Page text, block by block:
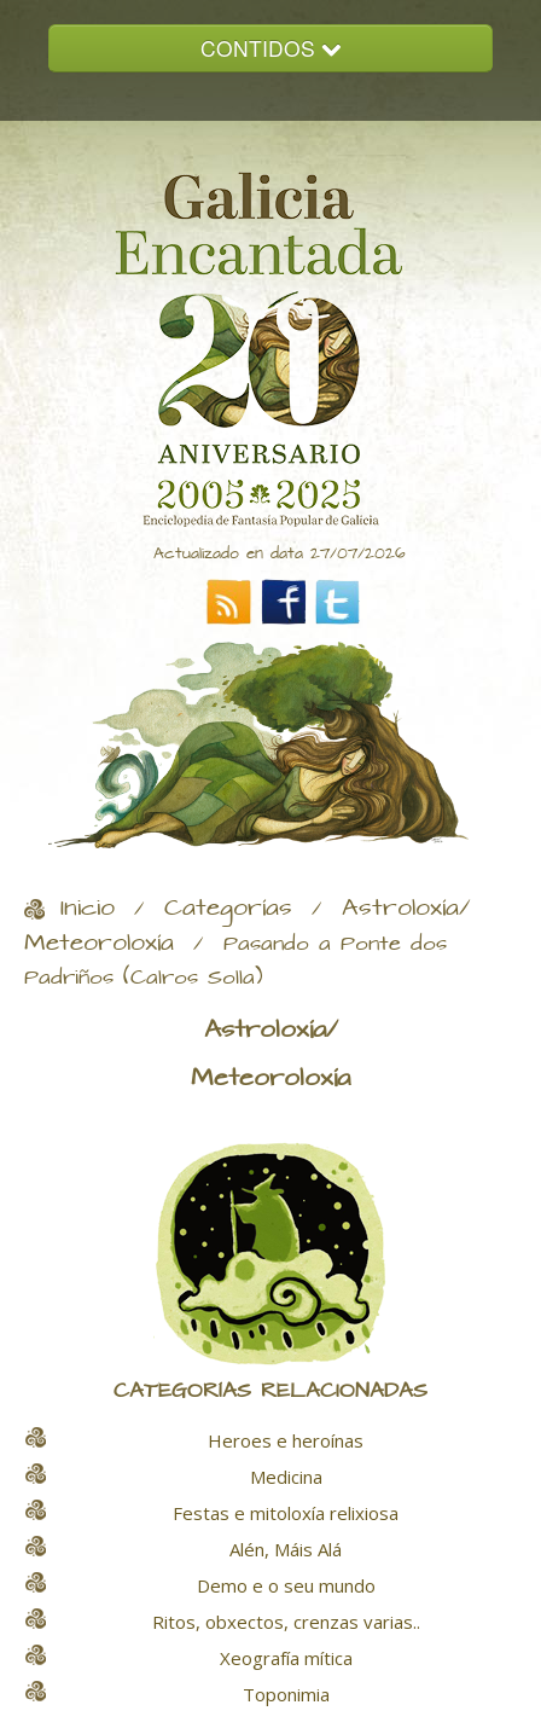
CONTIDOS
GALICIA ENCANTADA
DOCUMENTACION
NOVAS
CONTACTO
Actualizado en data 27/07/2026
Inicio / Categorías / Astroloxía/
Meteoroloxía / Pasando a Ponte dos
Padriños (Calros Solla)
Astroloxía/
Meteoroloxía
CATEGORÍAS RELACIONADAS
Heroes e heroínas
Medicina
Festas e mitoloxía relixiosa
Alén, Máis Alá
Demo e o seu mundo
Ritos, obxectos, crenzas varias..
Xeografía mítica
Toponimia